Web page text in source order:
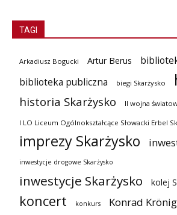
TAGI
Arkadiusz Bogucki Artur Berus
biblioteka publiczna
biegi Skarżysko
historia Skarżysko II wojna
I LO Liceum Ogólnokształcące Słowacki Erbel
imprezy Skarżysko
inwestycje drogowe Skarżysko
inwestycje Skarżysko kolej
koncert konkurs Konrad